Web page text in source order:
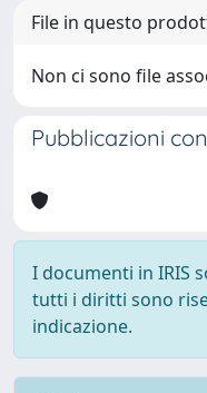
File in questo
Non ci sono file
Pubblicazioni
I documenti in IRIS
tutti i diritti sono
indicazione.